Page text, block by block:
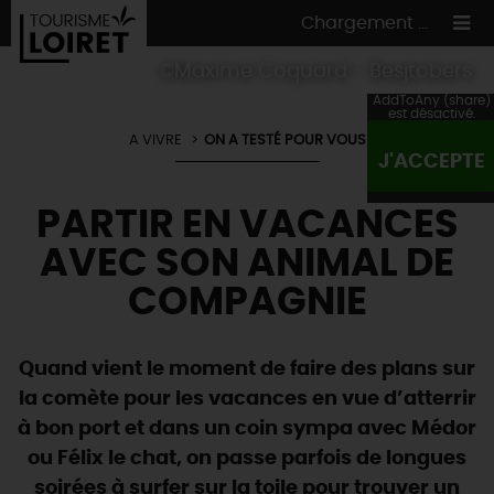
Chargement ...
VOS ENVIES
LES INCONTOURNABLESMADE IN LOIRET
HÉBERGEMENTS
HÉBERGEMENTS
INSOLITES
CULTURE
NATURE
VILLES & VILLAGES
TOUTES LES VISITES
EN MODE CIRCUITS& BALADES
TOUS ÀL'EAU !
EN MODE NATURE
...ETAUSSI
Où manger
Maîtresrestaurateurs
Nos marchés
Artistes et Artisans d'Art
Nosspécialités du terroir etproducteurs
A NE PASRATER
Téléchargez le Guide de l'été 2026 🤽🌞
Avis de fraicheur ici pour éviter la chaleur 🥵
TOURISME &HANDICAP
A VIVRE ON A TESTÉ POUR VOUS
PARTIR EN VACANCES
AVEC SON ANIMAL DE
COMPAGNIE
Quand vient le moment de faire des plans sur
la comète pour les vacances en vue d’atterrir
à bon port et dans un coin sympa avec Médor
ou Félix le chat, on passe parfois de longues
soirées à surfer sur la toile pour trouver un
AddToAny (share)
est désactivé.
J'ACCEPTE